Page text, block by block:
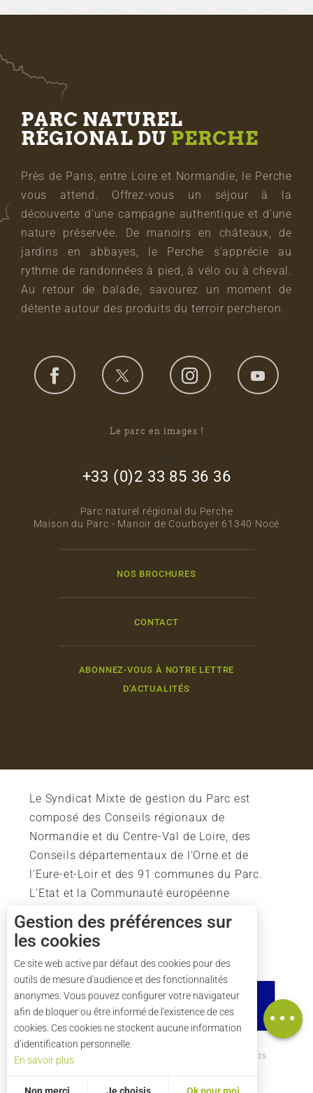
Description
Carte
PARC NATUREL
RÉGIONAL DU PERCHE
Près de Paris, entre Loire et Normandie, le Perche
vous attend. Offrez-vous un séjour à la
découverte d’une campagne authentique et d’une
nature préservée. De manoirs en châteaux, de
jardins en abbayes, le Perche s’apprécie au
rythme de randonnées à pied, à vélo ou à cheval.
Au retour de balade, savourez un moment de
détente autour des produits du terroir percheron.
Le parc en images !
+33 (0)2 33 85 36 36
Parc naturel régional du Perche
Maison du Parc - Manoir de Courboyer 61340 Nocé
NOS BROCHURES
CONTACT
ABONNEZ-VOUS À NOTRE LETTRE
D'ACTUALITÉS
Le Syndicat Mixte de gestion du Parc est
composé des Conseils régionaux de
Normandie et du Centre-Val de Loire, des
Conseils départementaux de l'Orne et de
l'Eure-et-Loir et des 91 communes du Parc.
L'Etat et la Communauté européenne
soutiennent également l'action du Parc.
Comment venir ? Crédits
Gestion des préférences sur
les cookies
Ce site web active par défaut des cookies pour des
outils de mesure d'audience et des fonctionnalités
anonymes. Vous pouvez configurer votre navigateur
afin de bloquer ou être informé de l'existence de ces
cookies. Ces cookies ne stockent aucune information
d’identification personnelle.
En savoir plus